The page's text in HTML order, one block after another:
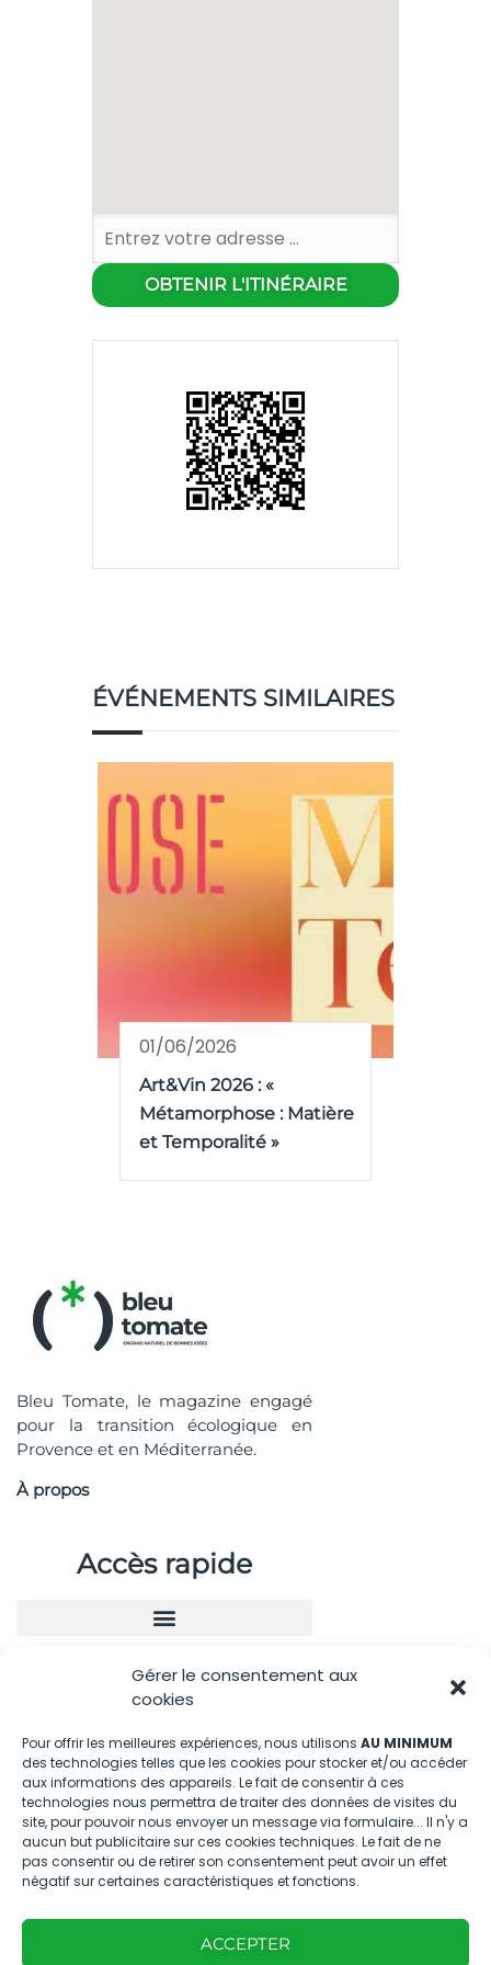
Gérer le consentement aux
cookies
Pour offrir les meilleures expériences, nous utilisons AU MINIMUM
des technologies telles que les cookies pour stocker et/ou accéder
aux informations des appareils. Le fait de consentir à ces
technologies nous permettra de traiter des données de visites du
site, pour pouvoir nous envoyer un message via formulaire... Il n'y a
aucun but publicitaire sur ces cookies techniques. Le fait de ne
pas consentir ou de retirer son consentement peut avoir un effet
négatif sur certaines caractéristiques et fonctions.
ACCEPTER
ÉVÉNEMENTS SIMILAIRES
01/06/2026
Art&Vin 2026 : «
Métamorphose : Matière
et Temporalité »
Bleu Tomate, le magazine engagé
pour la transition écologique en
Provence et en Méditerranée.
À propos
Accès rapide
Nous contacter
04.88.08.75.28
contactBT@bleu-tomate.fr
Kit média
Kit média Bleu Tomate
Nous suivre